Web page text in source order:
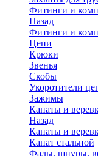
Фитинги и
Назад
Фитинги и
Цепи
Крюки
Звенья
Скобы
Укоротители
Зажимы
Канаты и
Назад
Канаты и
Канат стальной
Фалы, шнуры,